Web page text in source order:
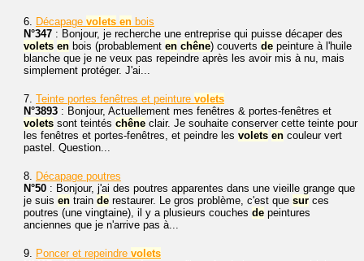
6. Décapage volets en bois
N°347 : Bonjour, je recherche une entreprise qui puisse décaper des
volets en bois (probablement en chêne) couverts de peinture à l'huile
blanche que je ne veux pas repeindre après les avoir mis à nu, mais
simplement protéger. J'ai...
7. Teinte portes fenêtres et peinture volets
N°3893 : Bonjour, Actuellement mes fenêtres & portes-fenêtres et
volets sont teintés chêne clair. Je souhaite conserver cette teinte pour
les fenêtres et portes-fenêtres, et peindre les volets en couleur vert
pastel. Question...
8. Décapage poutres
N°50 : Bonjour, j'ai des poutres apparentes dans une vieille grange que
je suis en train de restaurer. Le gros problème, c'est que sur ces
poutres (une vingtaine), il y a plusieurs couches de peintures
anciennes que je n'arrive pas à...
9. Poncer et repeindre volets